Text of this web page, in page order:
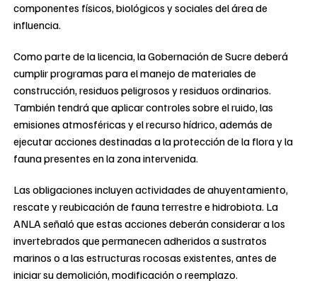
componentes físicos, biológicos y sociales del área de
influencia.
Como parte de la licencia, la Gobernación de Sucre deberá
cumplir programas para el manejo de materiales de
construcción, residuos peligrosos y residuos ordinarios.
También tendrá que aplicar controles sobre el ruido, las
emisiones atmosféricas y el recurso hídrico, además de
ejecutar acciones destinadas a la protección de la flora y la
fauna presentes en la zona intervenida.
Las obligaciones incluyen actividades de ahuyentamiento,
rescate y reubicación de fauna terrestre e hidrobiota. La
ANLA señaló que estas acciones deberán considerar a los
invertebrados que permanecen adheridos a sustratos
marinos o a las estructuras rocosas existentes, antes de
iniciar su demolición, modificación o reemplazo.